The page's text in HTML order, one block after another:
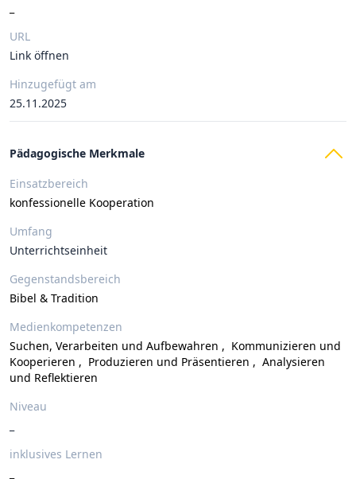
URL
Link öffnen
Hinzugefügt am
25.11.2025
Pädagogische Merkmale
Einsatzbereich
konfessionelle Kooperation
Umfang
Unterrichtseinheit
Gegenstandsbereich
Bibel & Tradition
Medienkompetenzen
Suchen, Verarbeiten und Aufbewahren , Kommunizieren und
Kooperieren , Produzieren und Präsentieren , Analysieren
und Reflektieren
Niveau
inklusives Lernen